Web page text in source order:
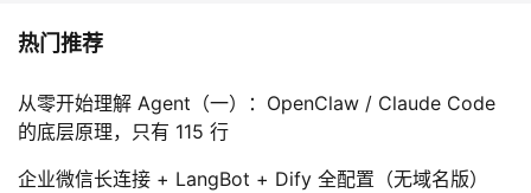
热门推荐
从零开始理解 Agent（一）：OpenClaw / Claude Code
的底层原理，只有 115 行
企业微信长连接 + LangBot + Dify 全配置（无域名版）